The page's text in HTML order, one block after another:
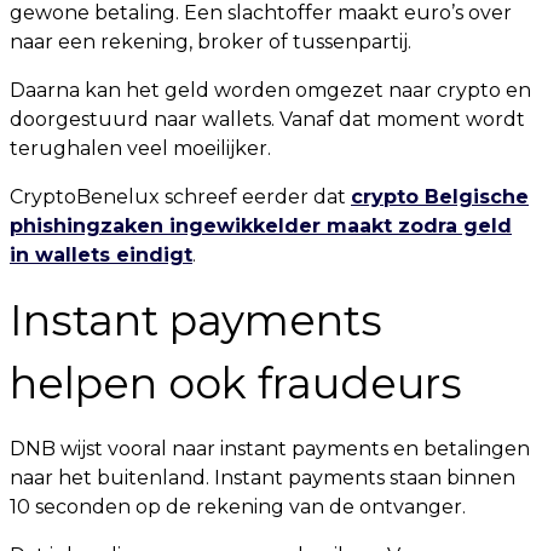
gewone betaling. Een slachtoffer maakt euro’s over
naar een rekening, broker of tussenpartij.
Daarna kan het geld worden omgezet naar crypto en
doorgestuurd naar wallets. Vanaf dat moment wordt
terughalen veel moeilijker.
CryptoBenelux schreef eerder dat crypto Belgische
phishingzaken ingewikkelder maakt zodra geld
in wallets eindigt.
Instant payments
helpen ook fraudeurs
DNB wijst vooral naar instant payments en betalingen
naar het buitenland. Instant payments staan binnen
10 seconden op de rekening van de ontvanger.